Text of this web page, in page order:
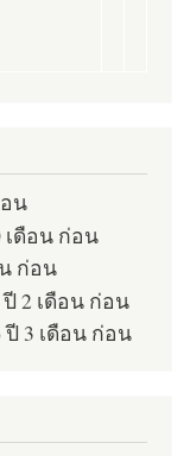
น
เดือน ก่อน
ก่อน
ปี 2 เดือน ก่อน
ปี 3 เดือน ก่อน